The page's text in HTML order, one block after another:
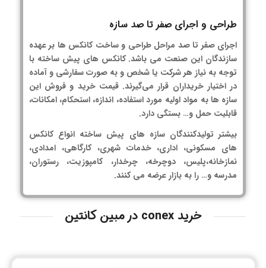
طراحی و اجرای صفر تا صد سازه
اجرای صفر تا صد مراحل طراحی و ساخت کانکس ها بر عهده
سازندگان این صنعت می باشد. کانکس های پیش ساخته با
توجه به نیاز هر شرکت یا شخص و به صورت سفارشی و آماده
در اختیار خریداران قرار می‌گیرند. قیمت خرید و فروش این
سازه ها به مواد اولیه مورد استفاده، اندازه، استحکام، امکانات،
قابلیت حمل و… بستگی دارد.
بیشتر تولیدکنندگان سازه های پیش ساخته انواع کانکس
های مسکونی، اداری، خدمات شهری، کارگاهی، امدادی،
نمازخانه،پلیس، دوچرخه، چرخدار، کامپوزیت، رستوران،
مدرسه و… را به بازار عرضه می کنند.
خرید conex در مبین کانتین